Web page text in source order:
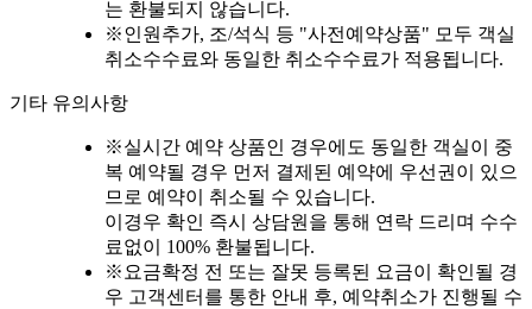
는 환불되지 않습니다.
※인원추가, 조/석식 등 "사전예약상품" 모두 객실
취소수수료와 동일한 취소수수료가 적용됩니다.
기타 유의사항
※실시간 예약 상품인 경우에도 동일한 객실이 중
복 예약될 경우 먼저 결제된 예약에 우선권이 있으
므로 예약이 취소될 수 있습니다.
이경우 확인 즉시 상담원을 통해 연락 드리며 수수
료없이 100% 환불됩니다.
※ 요금확정 전 또는 잘못 등록된 요금이 확인될 경
우 고객센터를 통한 안내 후, 예약취소가 진행될 수